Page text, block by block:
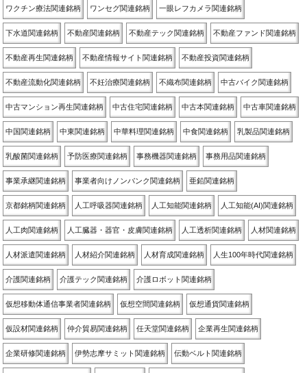
ワクチン療法関連銘柄 ワンセグ関連銘柄 一眼レフカメラ関連銘柄
下水道関連銘柄 不動産関連銘柄 不動産テック関連銘柄 不動産ファンド関連銘柄
不動産再生関連銘柄 不動産情報サイト関連銘柄 不動産投資関連銘柄
不動産流動化関連銘柄 不妊治療関連銘柄 不織布関連銘柄 中古バイク関連銘柄
中古マンション再生関連銘柄 中古住宅関連銘柄 中古本関連銘柄 中古車関連銘柄
中国関連銘柄 中東関連銘柄 中華料理関連銘柄 中食関連銘柄 乳製品関連銘柄
乳酸菌関連銘柄 予防医療関連銘柄 事務機器関連銘柄 事務用品関連銘柄
事業承継関連銘柄 事業者向けノンバンク関連銘柄 亜鉛関連銘柄
京都銘柄関連銘柄 人工呼吸器関連銘柄 人工知能関連銘柄 人工知能(AI)関連銘柄
人工肉関連銘柄 人工臓器・器官・皮膚関連銘柄 人工透析関連銘柄 人材関連銘柄
人材派遣関連銘柄 人材紹介関連銘柄 人材育成関連銘柄 人生100年時代関連銘柄
介護関連銘柄 介護テック関連銘柄 介護ロボット関連銘柄
仮想移動体通信事業者関連銘柄 仮想空間関連銘柄 仮想通貨関連銘柄
仮設材関連銘柄 仲介貿易関連銘柄 任天堂関連銘柄 企業再生関連銘柄
企業研修関連銘柄 伊勢志摩サミット関連銘柄 伝動ベルト関連銘柄